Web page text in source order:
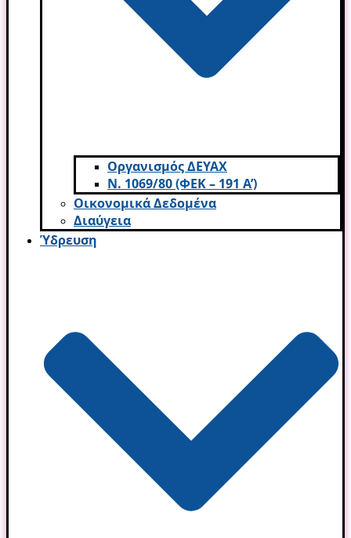
Οργανισμός ΔΕΥΑΧ
Ν. 1069/80 (ΦΕΚ – 191 Α’)
Οικονομικά Δεδομένα
Διαύγεια
Ύδρευση